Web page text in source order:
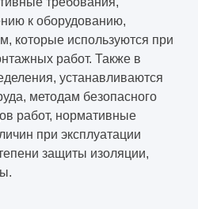
к оборудованию,
которые используются при
работ. Также в
устанавливаются
методам безопасного
работ, нормативные
при эксплуатации
защиты изоляции,